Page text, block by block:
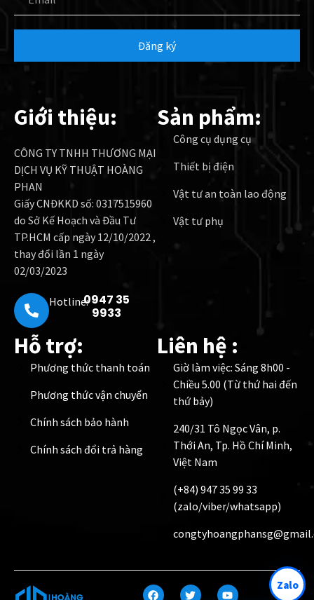
Đăng ký
Giới thiệu:
CÔNG TY TNHH THƯƠNG MẠI
DỊCH VỤ KỸ THUẬT HOÀNG
PHAN
Giấy CNĐKKD số: 0317515960
do Sở Kế Hoạch và Đầu Tư
TP.HCM cấp ngày 12/10/2022 ,
thay đổi lần 1 ngày
02/03/2023
Hotline:0947 35
9933
Sản phẩm:
Công cụ dụng cụ
Thiết bị điện
Vật tư an toàn lao động
Vật tư phụ
Hỗ trợ:
Phương thức thanh toán
Phương thức vận chuyển
Chính sách bảo hành
Chính sách đổi trả hàng
Liên hệ :
Giờ làm việc: Sáng 8h00 -
Chiều 5.00 (Từ thứ hai đến
thứ bảy)
240/31 Tô Ngọc Vân, p.
Thới An, Tp. Hồ Chí Minh,
Việt Nam
(+84) 947 35 99 33
(zalo/viber/whatsapp)
Zalo